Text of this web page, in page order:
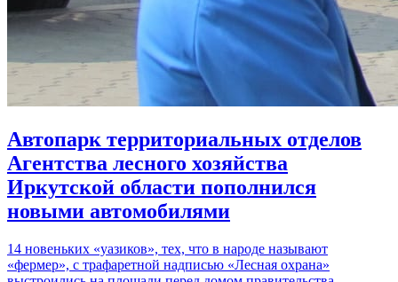
Автопарк территориальных отделов
Агентства лесного хозяйства
Иркутской области пополнился
новыми автомобилями
14 новеньких «уазиков», тех, что в народе называют
«фермер», с трафаретной надписью «Лесная охрана»